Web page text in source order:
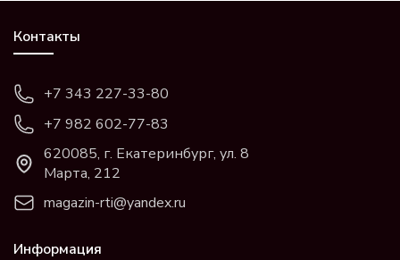
Контакты
+7 343 227-33-80
+7 982 602-77-83
620085, г. Екатеринбург, ул. 8
Марта, 212
magazin-rti@yandex.ru
Информация